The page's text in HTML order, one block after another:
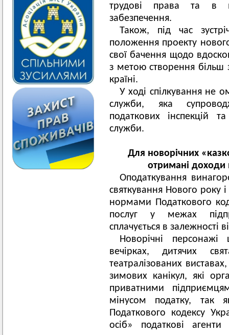
трудові права та в
забезпечення.
Також, під час
положення проекту
свої бачення щодо
з метою створення більш
країні.
У ході спілкування не
служби, яка
податкових інспекцій
служби.
Для новорічних
отримані доходи
Оподаткування
святкування Нового року і
нормами Податкового
послуг у межах
сплачується в залежності
Новорічні
вечірках, дитячих
театралізованих
зимових канікул, які
приватними
мінусом податку, так
Податкового кодексу
осіб» податкові